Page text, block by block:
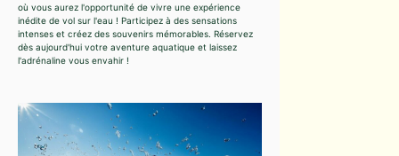
où vous aurez l'opportunité de vivre une expérience
inédite de vol sur l'eau ! Participez à des sensations
intenses et créez des souvenirs mémorables. Réservez
dès aujourd'hui votre aventure aquatique et laissez
l'adrénaline vous envahir !